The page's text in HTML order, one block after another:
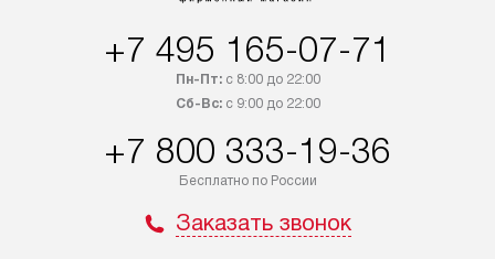
+7 495 165-07-71
Пн-Пт:с 8:00 до 22:00
Сб-Вс:с 9:00 до 22:00
+7 800 333-19-36
Бесплатно по России
Заказать звонок